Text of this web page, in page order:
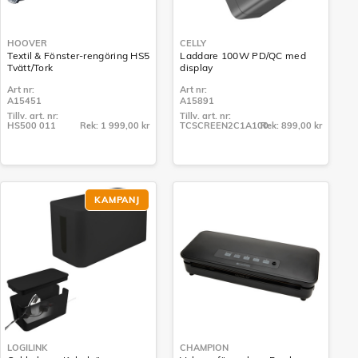
HOOVER
Textil & Fönster-rengöring HS5
Tvätt/Tork
Art nr:
A15451
Tillv. art. nr:
HS500 011
Rek: 1 999,00 kr
CELLY
Laddare 100W PD/QC med
display
Art nr:
A15891
Tillv. art. nr:
TCSCREEN2C1A100Rek: 899,00 kr
KAMPANJ
LOGILINK CHAMPION